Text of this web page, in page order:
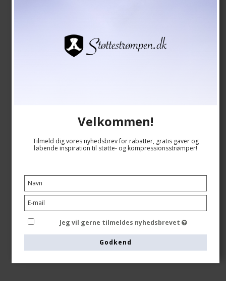
Se størrelsesskema her
139,00 DKK
118,00 DKK
Velkommen!
Tilmeld dig vores nyhedsbrev for rabatter, gratis gaver og
løbende inspiration til støtte- og kompressionsstrømper!
Jeg vil gerne tilmeldes nyhedsbrevet
Godkend